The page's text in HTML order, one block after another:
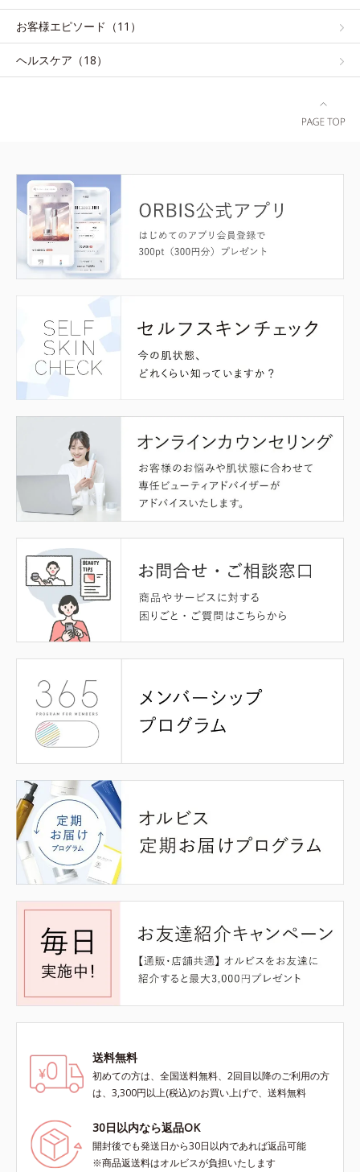
お客様エピソード（11）
ヘルスケア（18）
送料無料
初めての方は、全国送料無料、2回目以降のご利用の方
は、3,300円以上(税込)のお買い上げで、送料無料
30日以内なら返品OK
開封後でも発送日から30日以内であれば返品可能
※商品返送料はオルビスが負担いたします